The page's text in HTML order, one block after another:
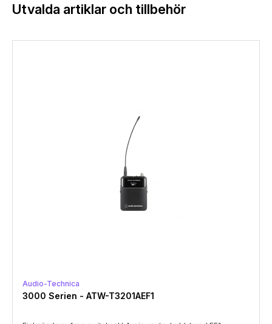
Utvalda artiklar och tillbehör
Audio-Technica
3000 Serien - ATW-T3201AEF1